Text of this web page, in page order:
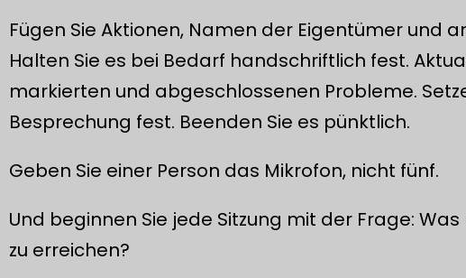
Fügen Sie Aktionen, Namen der Eigentümer und
Halten Sie es bei Bedarf handschriftlich fest.
markierten und abgeschlossenen Probleme.
Besprechung fest. Beenden Sie es pünktlich.
Geben Sie einer Person das Mikrofon, nicht fünf.
Und beginnen Sie jede Sitzung mit der Frage:
zu erreichen?